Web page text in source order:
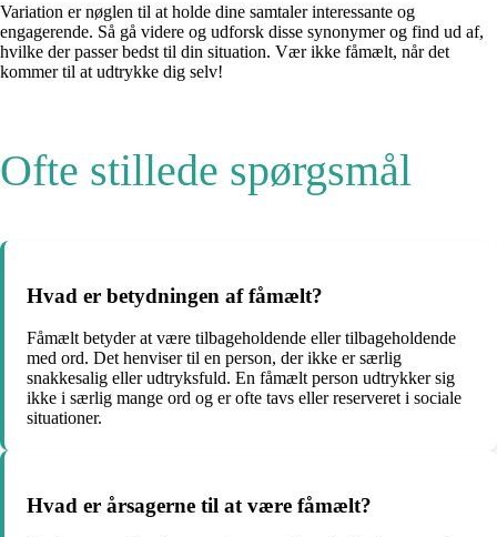
Variation er nøglen til at holde dine samtaler interessante og
engagerende. Så gå videre og udforsk disse synonymer og find ud af,
hvilke der passer bedst til din situation. Vær ikke fåmælt, når det
kommer til at udtrykke dig selv!
Ofte stillede spørgsmål
Hvad er betydningen af fåmælt?
Fåmælt betyder at være tilbageholdende eller tilbageholdende
med ord. Det henviser til en person, der ikke er særlig
snakkesalig eller udtryksfuld. En fåmælt person udtrykker sig
ikke i særlig mange ord og er ofte tavs eller reserveret i sociale
situationer.
Hvad er årsagerne til at være fåmælt?